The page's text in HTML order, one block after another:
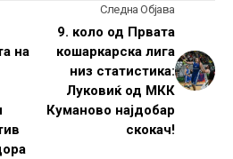
на
Следна Објава
9. коло од Првата
кошаркарска лига
низ статистика:
Луковиќ од МКК
Куманово најдобар
скокач!